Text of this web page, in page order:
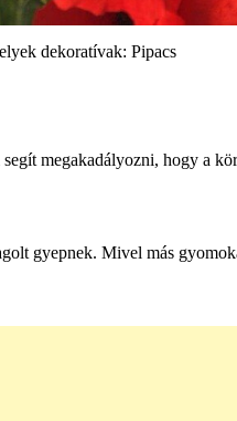
dekoratívak: Pipacs
megakadályozni, hogy a
gyepnek. Mivel más